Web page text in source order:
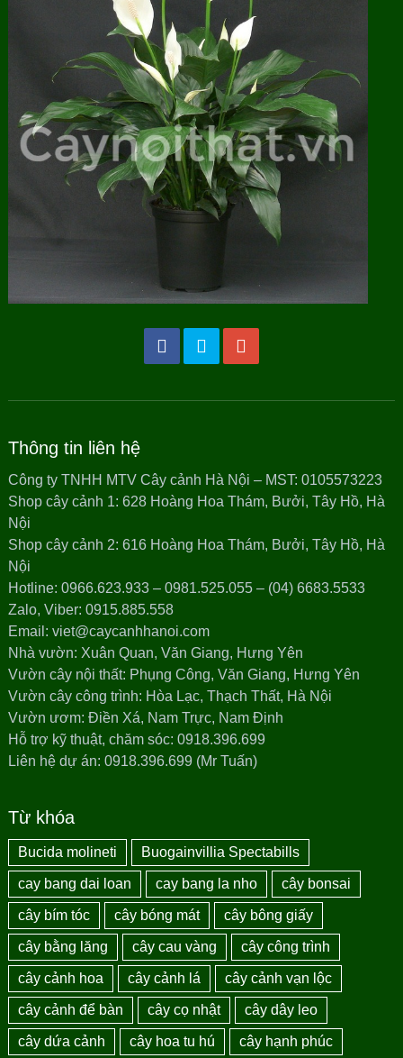
Thông tin liên hệ
Công ty TNHH MTV Cây cảnh Hà Nội – MST: 0105573223
Shop cây cảnh 1: 628 Hoàng Hoa Thám, Bưởi, Tây Hồ, Hà
Nội
Shop cây cảnh 2: 616 Hoàng Hoa Thám, Bưởi, Tây Hồ, Hà
Nội
Hotline: 0966.623.933 – 0981.525.055 – (04) 6683.5533
Zalo, Viber: 0915.885.558
Email: viet@caycanhhanoi.com
Nhà vườn: Xuân Quan, Văn Giang, Hưng Yên
Vườn cây nội thất: Phụng Công, Văn Giang, Hưng Yên
Vườn cây công trình: Hòa Lạc, Thạch Thất, Hà Nội
Vườn ươm: Điền Xá, Nam Trực, Nam Định
Hỗ trợ kỹ thuật, chăm sóc: 0918.396.699
Liên hệ dự án: 0918.396.699 (Mr Tuấn)
Từ khóa
Bucida molineti Buogainvillia Spectabills
cay bang dai loan cay bang la nho cây bonsai
cây bím tóc cây bóng mát cây bông giấy
cây bằng lăng cây cau vàng cây công trình
cây cảnh hoa cây cảnh lá cây cảnh vạn lộc
cây cảnh để bàn cây cọ nhật cây dây leo
cây dứa cảnh cây hoa tu hú cây hạnh phúc